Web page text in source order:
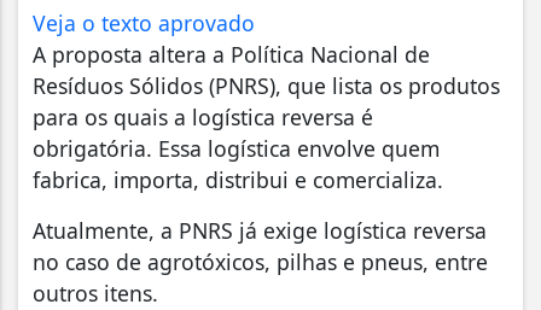
Veja o texto aprovado
A proposta altera a Política Nacional de
Resíduos Sólidos (PNRS), que lista os produtos
para os quais a logística reversa é
obrigatória. Essa logística envolve quem
fabrica, importa, distribui e comercializa.
Atualmente, a PNRS já exige logística reversa
no caso de agrotóxicos, pilhas e pneus, entre
outros itens.